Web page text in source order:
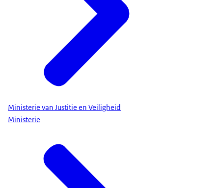
Ministerie van Justitie en Veiligheid
Ministerie